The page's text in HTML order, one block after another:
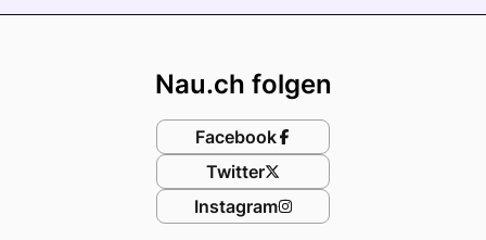
Nau.ch folgen
Facebook
Twitter
Instagram